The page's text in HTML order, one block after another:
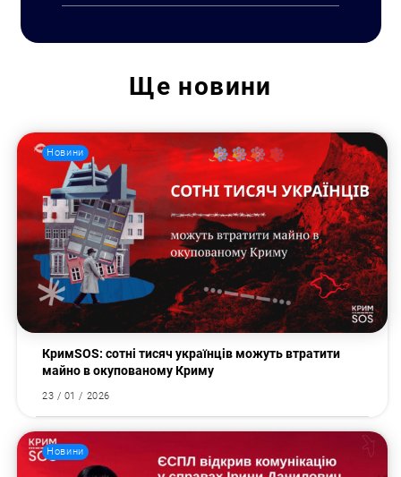
Ще новини
Новини
КримSOS: сотні тисяч українців можуть втратити
майно в окупованому Криму
23 / 01 / 2026
Новини